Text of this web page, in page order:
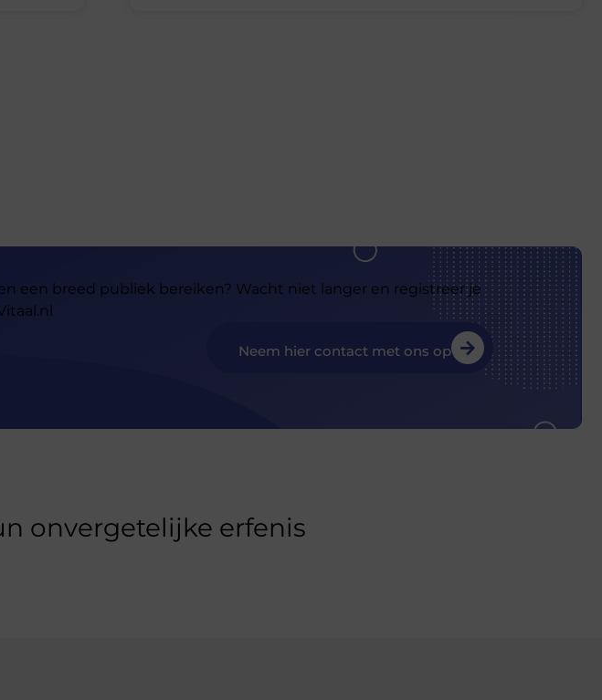
een breed publiek bereiken? Wacht niet langer en registreer je
Neem hier contact met ons op
onvergetelijke erfenis